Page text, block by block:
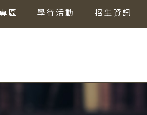
區 學術活動 招生資訊